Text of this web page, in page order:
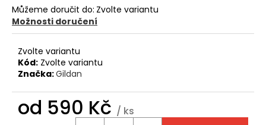
Můžeme doručit do: Zvolte variantu
Možnosti doručení
Zvolte variantu
Kód: Zvolte variantu
Značka:Gildan
od 590 Kč / ks
o
p
o
u
č
u
e